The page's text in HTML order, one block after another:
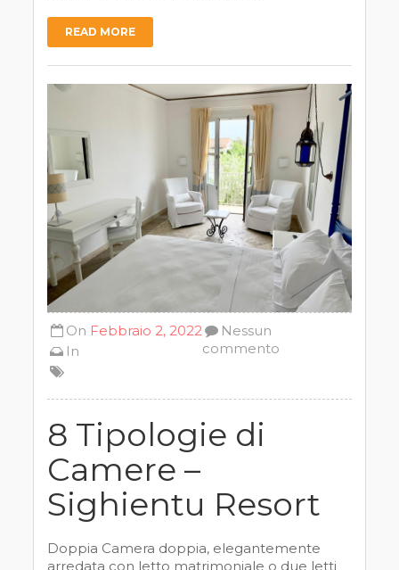
READ MORE
On Febbraio 2, 2022
In
Nessun
commento
8 Tipologie di
Camere –
Sighientu Resort
Doppia Camera doppia, elegantemente
arredata con letto matrimoniale o due letti